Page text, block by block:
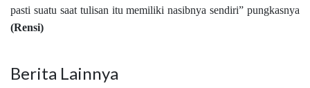
pasti suatu saat tulisan itu memiliki nasibnya sendiri” pungkasnya
(Rensi)
Berita Lainnya